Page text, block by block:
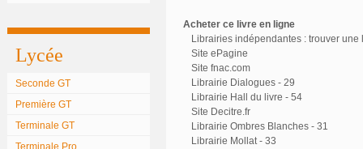
Lycée
Seconde GT
Première GT
Terminale GT
Terminale Pro
Acheter ce livre en ligne
Librairies indépendantes : trouver une
Site ePagine
Site fnac.com
Librairie Dialogues - 29
Librairie Hall du livre - 54
Site Decitre.fr
Librairie Ombres Blanches - 31
Librairie Mollat - 33